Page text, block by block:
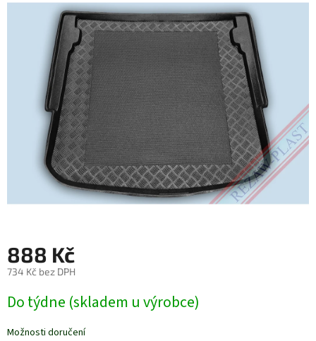
0,0
z
5
hvězdiček.
888 Kč
734 Kč bez DPH
cena:
Do týdne (skladem u výrobce)
Možnosti doručení